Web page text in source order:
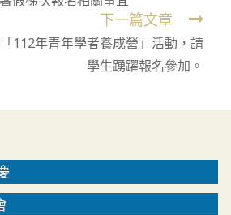
下一篇文章
112年青年學者養成營」活動，請
學生踴躍報名參加。